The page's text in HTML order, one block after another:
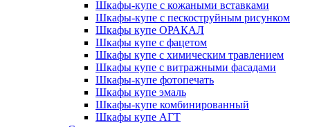
Шкафы-купе с кожаными вставками
Шкафы-купе с пескоструйным рисунком
Шкафы купе ОРАКАЛ
Шкафы купе с фацетом
Шкафы купе с химическим травлением
Шкафы купе с витражными фасадами
Шкафы-купе фотопечать
Шкафы купе эмаль
Шкафы-купе комбинированный
Шкафы купе АГТ